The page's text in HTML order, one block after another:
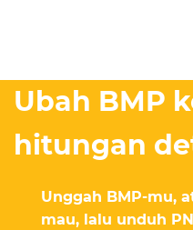
Ubah BMP
hitungan
Unggah BMP-mu,
mau, lalu unduh